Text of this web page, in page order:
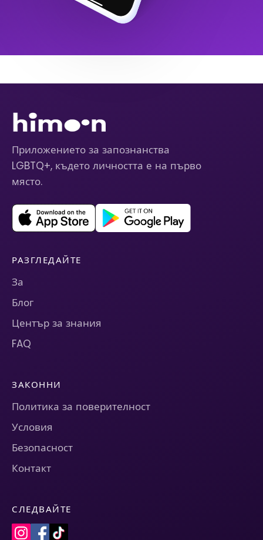
Приложението за запознанства
LGBTQ+, където личността е на първо
място.
РАЗГЛЕДАЙТЕ
За
Блог
Център за знания
FAQ
ЗАКОННИ
Политика за поверителност
Условия
Безопасност
Контакт
СЛЕДВАЙТЕ